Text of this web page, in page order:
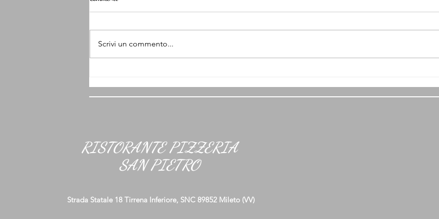
cena indimenticabile
Serate a tema
Scrivi un commento...
RISTORANTE PIZZERIA
SAN PIETRO
Strada Statale 18 Tirrena Inferiore, SNC 89852 Mileto (VV)